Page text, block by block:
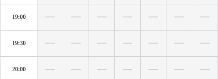
19:00
19:30
20:00